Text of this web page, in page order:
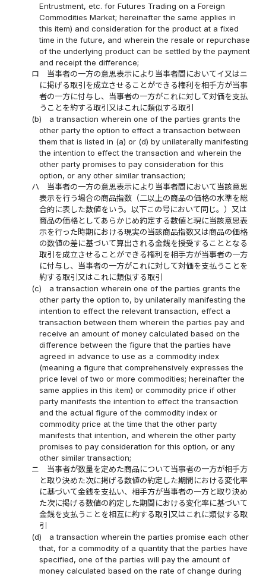
Entrustment, etc. for Futures Trading on a Foreign
Commodities Market; hereinafter the same applies in
this item) and consideration for the product at a fixed
time in the future, and wherein the resale or repurchase
of the underlying product can be settled by the payment
and receipt the difference;
ロ
当事者の一方の意思表示により当事者間においてイ又はニ
に掲げる取引を成立させることができる権利を相手方が当事
者の一方に付与し、当事者の一方がこれに対して対価を支払
うことを約する取引又はこれに類似する取引
(b)
a transaction wherein one of the parties grants the
other party the option to effect a transaction between
them that is listed in (a) or (d) by unilaterally manifesting
the intention to effect the transaction and wherein the
other party promises to pay consideration for this
option, or any other similar transaction;
ハ
当事者の一方の意思表示により当事者間において当該意思
表示を行う場合の商品指数（二以上の商品の価格の水準を総
合的に表した数値をいう。以下この号において同じ。）又は
商品の価格としてあらかじめ約定する数値と現に当該意思表
示を行った時期における現実の当該商品指数又は商品の価格
の数値の差に基づいて算出される金銭を授受することとなる
取引を成立させることができる権利を相手方が当事者の一方
に付与し、当事者の一方がこれに対して対価を支払うことを
約する取引又はこれに類似する取引
(c)
a transaction wherein one of the parties grants the
other party the option to, by unilaterally manifesting the
intention to effect the relevant transaction, effect a
transaction between them wherein the parties pay and
receive an amount of money calculated based on the
difference between the figure that the parties have
agreed in advance to use as a commodity index
(meaning a figure that comprehensively expresses the
price level of two or more commodities; hereinafter the
same applies in this item) or commodity price if other
party manifests the intention to effect the transaction
and the actual figure of the commodity index or
commodity price at the time that the other party
manifests that intention, and wherein the other party
promises to pay consideration for this option, or any
other similar transaction;
ニ
当事者が数量を定めた商品について当事者の一方が相手方
と取り決めた次に掲げる数値の約定した期間における変化率
に基づいて金銭を支払い、相手方が当事者の一方と取り決め
た次に掲げる数値の約定した期間における変化率に基づいて
金銭を支払うことを相互に約する取引又はこれに類似する取
引
(d)
a transaction wherein the parties promise each other
that, for a commodity of a quantity that the parties have
specified, one of the parties will pay the amount of
money calculated based on the rate of change during